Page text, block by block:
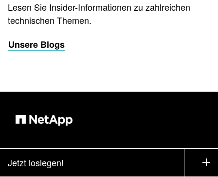
Lesen Sie Insider-Informationen zu zahlreichen
technischen Themen.
Unsere Blogs
Jetzt loslegen!